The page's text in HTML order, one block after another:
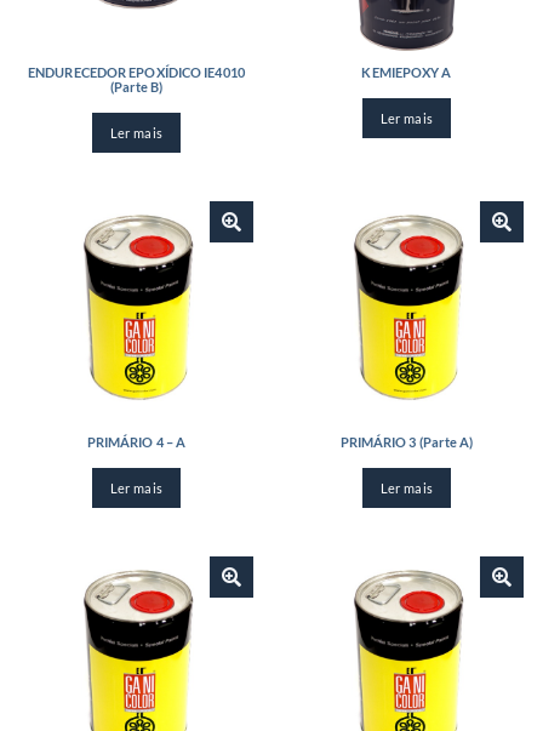
ENDURECEDOR EPOXÍDICO IE4010
(Parte B)
Ler mais
KEMIEPOXY A
Ler mais
PRIMÁRIO 4 – A
Ler mais
PRIMÁRIO 3 (Parte A)
Ler mais